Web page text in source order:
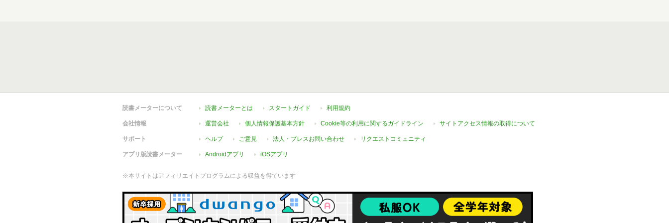
読書メーターについて 読書メーターとは スタートガイド 利用規約
会社情報 運営会社 個人情報保護基本方針 Cookie等の利用に関するガイドライン サイトアクセス情報の取得について
サポート ヘルプ ご意見 法人・プレスお問い合わせ リクエストコミュニティ
アプリ版読書メーター Androidアプリ iOSアプリ
※本サイトはアフィリエイトプログラムによる収益を得ています